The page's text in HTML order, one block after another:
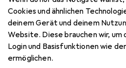
Cookies und ähnlichen
deinem Gerät und deinem
Website. Diese brauchen wir, um
Login und Basisfunktionen wie
ermöglichen.
8 Bilder
DiposDisplayschutz
EUR
8,89